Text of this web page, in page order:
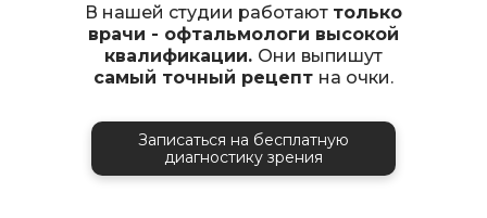
В нашей студии работают только
врачи - офтальмологи высокой
квалификации. Они выпишут
самый точный рецепт на очки.
Записаться на бесплатную
диагностику зрения